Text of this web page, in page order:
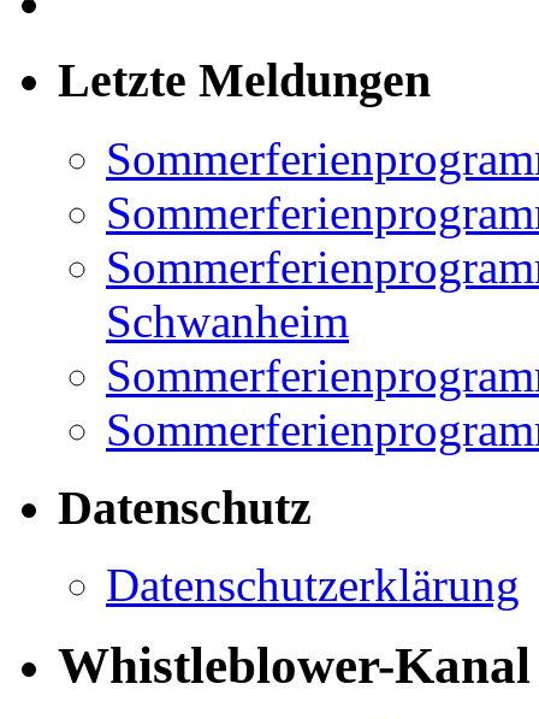
Letzte Meldungen
Schwanheim
Datenschutz
Datenschutzerklärung
Whistleblower-Kanal